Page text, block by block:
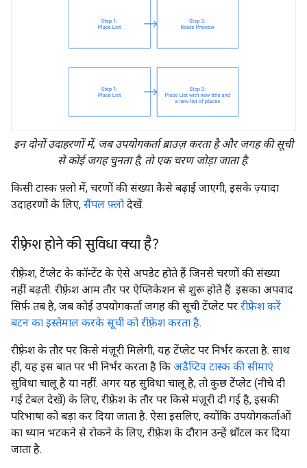
इन दोनों उदाहरणों में, जब उपयोगकर्ता ब्राउज़ करता है और जगह की सूची
से कोई जगह चुनता है, तो एक चरण जोड़ा जाता है.
किसी टास्क फ़्लो में, चरणों की संख्या कैसे बढ़ाई जाएगी, इसके ज़्यादा
उदाहरणों के लिए, सैंपल फ़्लो देखें.
रीफ़्रेश होने की सुविधा क्या है?
रीफ़्रेश, टेंप्लेट के कॉन्टेंट के ऐसे अपडेट होते हैं जिनसे चरणों की संख्या
नहीं बढ़ती. रीफ़्रेश आम तौर पर ऐप्लिकेशन से शुरू होते हैं. इसका अपवाद
सिर्फ़ तब है, जब कोई उपयोगकर्ता जगह की सूची टेंप्लेट पर रीफ़्रेश करें
बटन का इस्तेमाल करके सूची को रीफ़्रेश करता है.
रीफ़्रेश के तौर पर किसे मंज़ूरी मिलेगी, यह टेंप्लेट पर निर्भर करता है. साथ
ही, यह इस बात पर भी निर्भर करता है कि अडैप्टिव टास्क की सीमाएं
सुविधा चालू है या नहीं. अगर यह सुविधा चालू है, तो कुछ टेंप्लेट (नीचे दी
गई टेबल देखें) के लिए, रीफ़्रेश के तौर पर किसे मंज़ूरी दी गई है, इसकी
परिभाषा को बड़ा कर दिया जाता है. ऐसा इसलिए, क्योंकि उपयोगकर्ताओं
का ध्यान भटकने से रोकने के लिए, रीफ़्रेश के दौरान उन्हें थ्रॉटल कर दिया
जाता है.